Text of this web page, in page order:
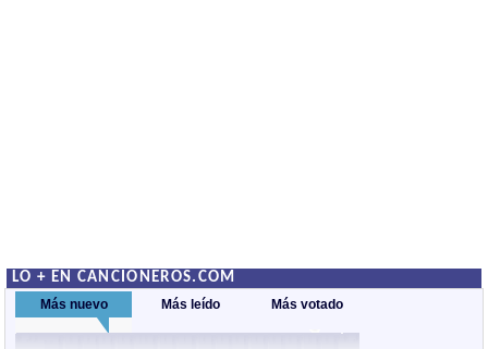
LO + EN CANCIONEROS.COM
Más nuevo Más leído Más votado